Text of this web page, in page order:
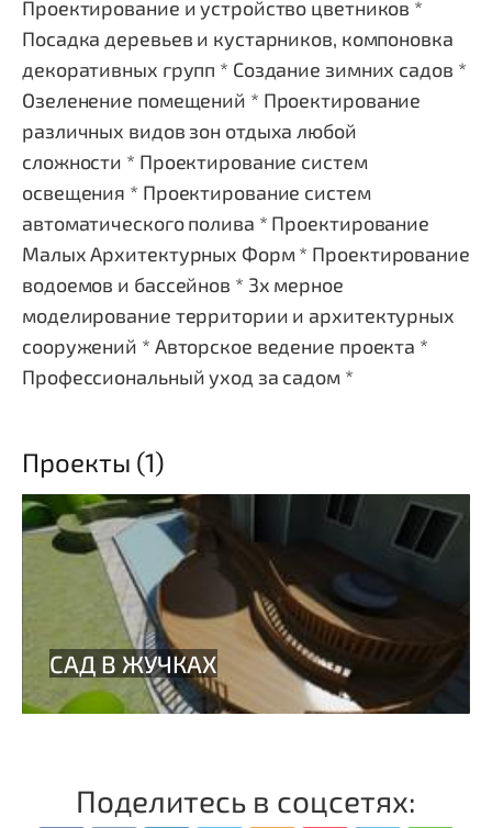
Проектирование и устройство цветников *
Посадка деревьев и кустарников, компоновка
декоративных групп * Создание зимних садов *
Озеленение помещений * Проектирование
различных видов зон отдыха любой
сложности * Проектирование систем
освещения * Проектирование систем
автоматического полива * Проектирование
Малых Архитектурных Форм * Проектирование
водоемов и бассейнов * 3х мерное
моделирование территории и архитектурных
сооружений * Авторское ведение проекта *
Профессиональный уход за садом *
Проекты (1)
Поделитесь в соцсетях: